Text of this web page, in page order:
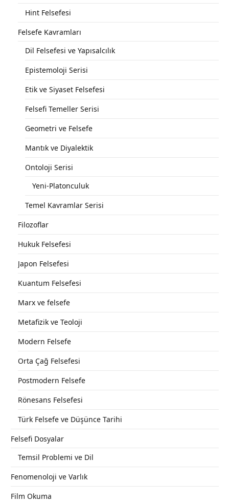
Hint Felsefesi
Felsefe Kavramları
Dil Felsefesi ve Yapısalcılık
Epistemoloji Serisi
Etik ve Siyaset Felsefesi
Felsefi Temeller Serisi
Geometri ve Felsefe
Mantık ve Diyalektik
Ontoloji Serisi
Yeni-Platonculuk
Temel Kavramlar Serisi
Filozoflar
Hukuk Felsefesi
Japon Felsefesi
Kuantum Felsefesi
Marx ve felsefe
Metafizik ve Teoloji
Modern Felsefe
Orta Çağ Felsefesi
Postmodern Felsefe
Rönesans Felsefesi
Türk Felsefe ve Düşünce Tarihi
Felsefi Dosyalar
Temsil Problemi ve Dil
Fenomenoloji ve Varlık
Film Okuma